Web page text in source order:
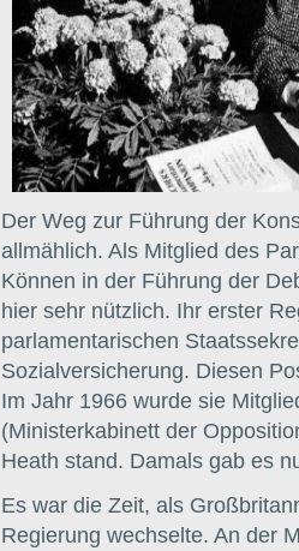
Der Weg zur Führung der
allmählich. Als Mitglied des
Können in der Führung der
hier sehr nützlich. Ihr erster
parlamentarischen
Sozialversicherung. Diesen
Im Jahr 1966 wurde sie
(Ministerkabinett der
Heath stand. Damals gab es
Es war die Zeit, als
Regierung wechselte. An der